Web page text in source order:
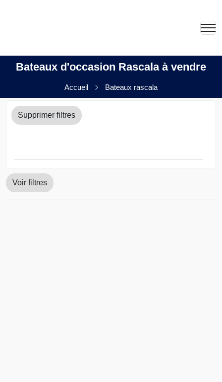
Bateaux d'occasion Rascala à vendre
Accueil Bateaux rascala
Supprimer filtres
Voir filtres